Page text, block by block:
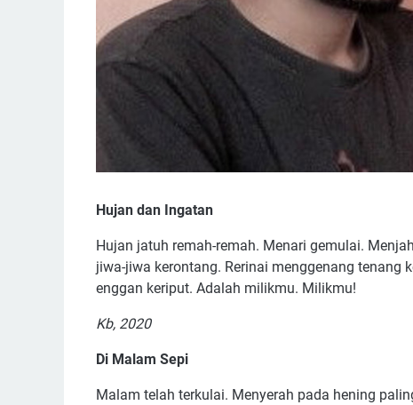
Hujan dan Ingatan
Hujan jatuh remah-remah. Menari gemulai.
jiwa-jiwa kerontang. Rerinai menggenang
enggan keriput. Adalah milikmu. Milikmu!
Kb, 2020
Di Malam Sepi
Malam telah terkulai. Menyerah pada hening